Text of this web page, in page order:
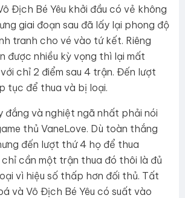
Địch Bé Yêu khởi đầu có vẻ không
giai đoạn sau đã lấy lại phong độ
tranh cho vé vào tứ kết. Riêng
được nhiều kỳ vọng thì lại mất
chỉ 2 điểm sau 4 trận. Đến lượt
tục để thua và bị loại.
đắng và nghiệt ngã nhất phải nói
thủ VaneLove. Dù toàn thắng
đến lượt thứ 4 họ để thua
chỉ cần một trận thua đó thôi là đủ
vì hiệu số thấp hơn đối thủ. Tất
và Vô Địch Bé Yêu có suất vào